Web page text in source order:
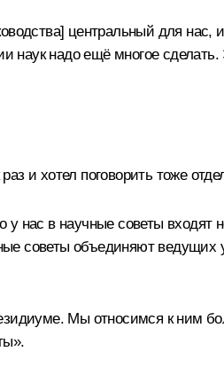
центральный для нас,
надо ещё многое
и хотел поговорить тоже
нас в научные советы
советы объединяют
Мы относимся к ним